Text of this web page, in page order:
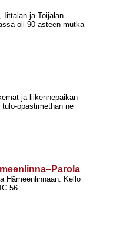
Iittalan ja Toijalan
oli 90 asteen mutka
ja liikennepaikan
​opastimethan ne
Hämeenlinnaan. Kello
56.